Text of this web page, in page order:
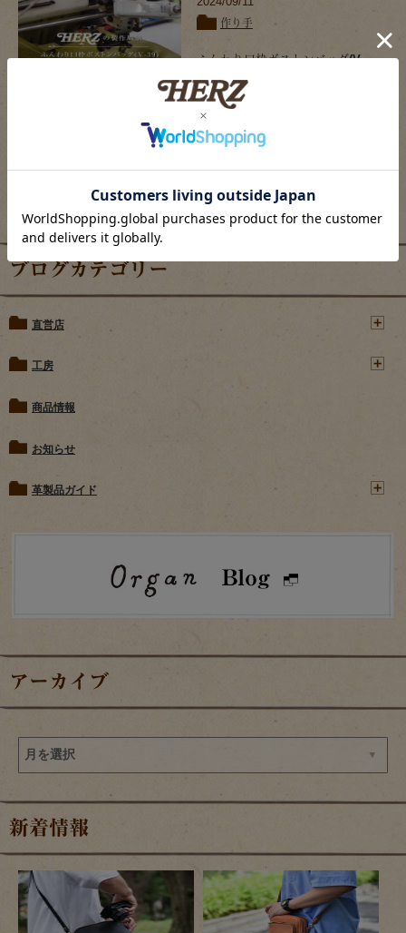
作り手
ふんわり口枠ボストンバッグ(V-
39)の製作風景を動画でご紹介
ブログカテゴリー
直営店
工房
商品情報
お知らせ
革製品ガイド
アーカイブ
新着情報